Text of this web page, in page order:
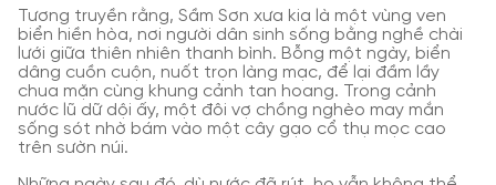
Tương truyền rằng, Sầm Sơn xưa kia là một vùng ven
biển hiền hòa, nơi người dân sinh sống bằng nghề chài
lưới giữa thiên nhiên thanh bình. Bỗng một ngày, biển
dâng cuồn cuộn, nuốt trọn làng mạc, để lại đầm lầy
chua mặn cùng khung cảnh tan hoang. Trong cảnh
nước lũ dữ dội ấy, một đôi vợ chồng nghèo may mắn
sống sót nhờ bám vào một cây gạo cổ thụ mọc cao
trên sườn núi.